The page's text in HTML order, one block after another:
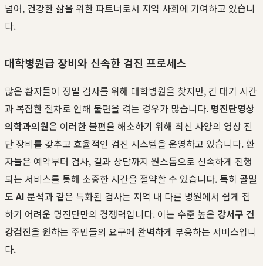
넘어, 건강한 삶을 위한 파트너로서 지역 사회에 기여하고 있습니
다.
대학병원급 장비와 신속한 검진 프로세스
많은 환자들이 정밀 검사를 위해 대학병원을 찾지만, 긴 대기 시간
과 복잡한 절차로 인해 불편을 겪는 경우가 많습니다. 명진단영상
의학과의원은 이러한 불편을 해소하기 위해 최신 사양의 영상 진
단 장비를 갖추고 효율적인 검진 시스템을 운영하고 있습니다. 환
자들은 예약부터 검사, 결과 상담까지 원스톱으로 신속하게 진행
되는 서비스를 통해 소중한 시간을 절약할 수 있습니다. 특히 골밀
도 AI 분석과 같은 특화된 검사는 지역 내 다른 병원에서 쉽게 접
하기 어려운 명진단만의 경쟁력입니다. 이는 수준 높은 강서구 건
강검진을 원하는 주민들의 요구에 완벽하게 부응하는 서비스입니
다.